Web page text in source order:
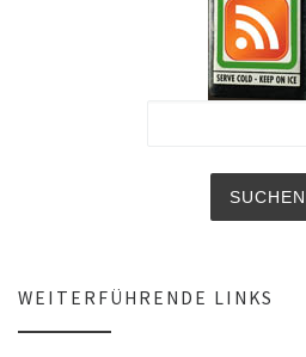
WEITERFÜHRENDE LINKS